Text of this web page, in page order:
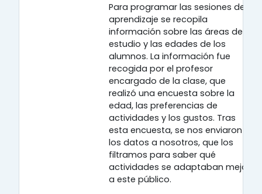
Para programar las sesiones de
aprendizaje se recopila
información sobre las áreas de
estudio y las edades de los
alumnos. La información fue
recogida por el profesor
encargado de la clase, que
realizó una encuesta sobre la
edad, las preferencias de
actividades y los gustos. Tras
esta encuesta, se nos enviaron
los datos a nosotros, que los
filtramos para saber qué
actividades se adaptaban mejor
a este público.